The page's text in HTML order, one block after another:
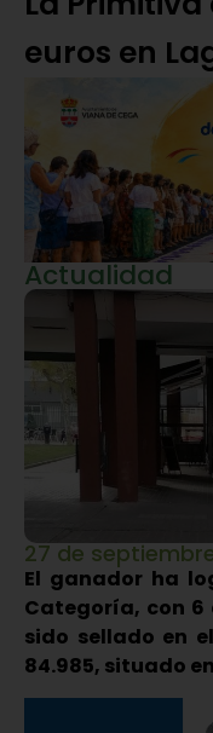
euros en
Actualidad
27 de
El ganador ha
Categoría, con 6
sido sellado en
84.985, situado